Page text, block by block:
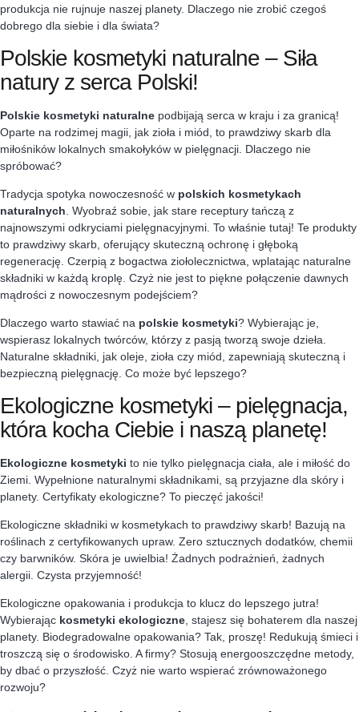
produkcja nie rujnuje naszej planety. Dlaczego nie zrobić czegoś
dobrego dla siebie i dla świata?
Polskie kosmetyki naturalne – Siła
natury z serca Polski!
Polskie kosmetyki naturalne podbijają serca w kraju i za granicą!
Oparte na rodzimej magii, jak zioła i miód, to prawdziwy skarb dla
miłośników lokalnych smakołyków w pielęgnacji. Dlaczego nie
spróbować?
Tradycja spotyka nowoczesność w polskich kosmetykach
naturalnych . Wyobraź sobie, jak stare receptury tańczą z
najnowszymi odkryciami pielęgnacyjnymi. To właśnie tutaj! Te produkty
to prawdziwy skarb, oferujący skuteczną ochronę i głęboką
regenerację. Czerpią z bogactwa ziołolecznictwa, wplatając naturalne
składniki w każdą kroplę. Czyż nie jest to piękne połączenie dawnych
mądrości z nowoczesnym podejściem?
Dlaczego warto stawiać na polskie kosmetyki? Wybierając je,
wspierasz lokalnych twórców, którzy z pasją tworzą swoje dzieła.
Naturalne składniki, jak oleje, zioła czy miód, zapewniają skuteczną i
bezpieczną pielęgnację. Co może być lepszego?
Ekologiczne kosmetyki – pielęgnacja,
która kocha Ciebie i naszą planetę!
Ekologiczne kosmetyki to nie tylko pielęgnacja ciała, ale i miłość do
Ziemi. Wypełnione naturalnymi składnikami, są przyjazne dla skóry i
planety. Certyfikaty ekologiczne? To pieczęć jakości!
Ekologiczne składniki w kosmetykach to prawdziwy skarb! Bazują na
roślinach z certyfikowanych upraw. Zero sztucznych dodatków, chemii
czy barwników. Skóra je uwielbia! Żadnych podrażnień, żadnych
alergii. Czysta przyjemność!
Ekologiczne opakowania i produkcja to klucz do lepszego jutra!
Wybierając kosmetyki ekologiczne, stajesz się bohaterem dla naszej
planety. Biodegradowalne opakowania? Tak, proszę! Redukują śmieci i
troszczą się o środowisko. A firmy? Stosują energooszczędne metody,
by dbać o przyszłość. Czyż nie warto wspierać zrównoważonego
rozwoju?